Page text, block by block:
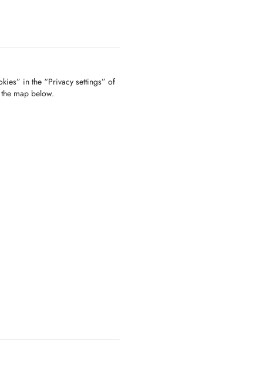
les techniques basées sur les
de la posture (recouvrement de
bruit dans l'oreille, douleur
Etienne en 5 ans. Ma prise
et Structurelle (Articulaire)).
de ses attentes, de ses
in the “Privacy settings” of
map below.